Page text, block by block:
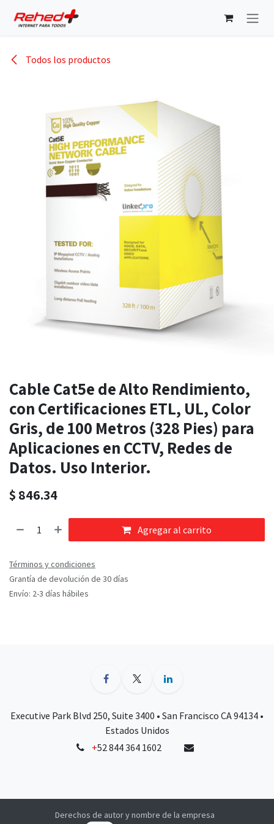
Todos los productos
Cable Cat5e de Alto Rendimiento,
con Certificaciones ETL, UL, Color
Gris, de 100 Metros (328 Pies) para
Aplicaciones en CCTV, Redes de
Datos. Uso Interior.
$ 846.34
Agregar al carrito
Términos y condiciones
Grantía de devolución de 30 días
Envío: 2-3 días hábiles
Executive Park Blvd 250, Suite 3400 • San Francisco CA 94134 •
Estados Unidos
+52 844 364 1602
Derechos de autor y nombre de la empresa